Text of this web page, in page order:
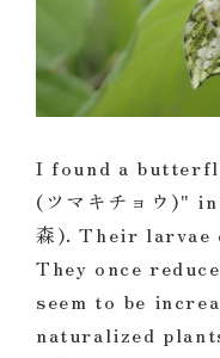
I found a
(ツマキチョウ)"
森). Their larvae
They once
seem to be
naturalized